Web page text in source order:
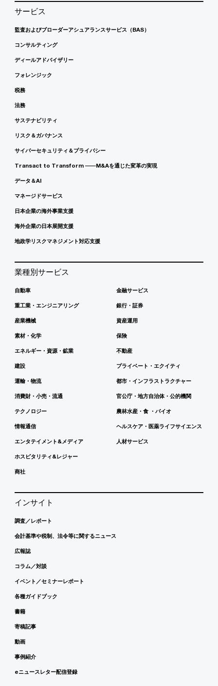
サービス
監査およびブローダーアシュアランスサービス（BAS）
コンサルティング
ディールアドバイザリー
フォレンジック
税務
法務
サステナビリティ
リスク＆ガバナンス
サイバーセキュリティ＆プライバシー
Transact to Transform ――M&Aを通じた変革の実現
データ＆AI
マネージドサービス
日本企業の海外事業支援
海外企業の日本展開支援
地政学リスクマネジメント対応支援
業種別サービス
自動車
重工業・エンジニアリング
産業機械
素材・化学
エネルギー・資源・鉱業
建設
運輸・物流
消費財・小売・流通
テクノロジー
情報通信
エンタテイメント&メディア
ホスピタリティ&レジャー
商社
金融サービス
銀行・証券
資産運用
保険
不動産
プライベート・エクイティ
都市・インフラストラクチャー
官公庁・地方自治体・公的機関
農林水産・食 ・バイオ
ヘルスケア・医薬ライフサイエンス
人材サービス
インサイト
調査／レポート
会計基準や税制、法令等に関するニュース
広報誌
コラム／対談
イベント／セミナーレポート
各種ガイドブック
書籍
寄稿記事
動画
事例紹介
eニュースレター配信登録